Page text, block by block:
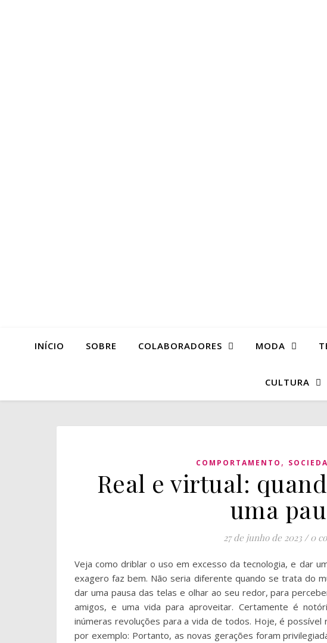
INÍCIO SOBRE COLABORADORES MODA
CULTURA
COMPORTAMENTO ,
Real e virtual:
uma
27 de junho de 2023 / 0
Veja como driblar o uso em excesso da tecnologia, e dar
exagero faz bem. Não seria diferente quando se trata do
dar uma pausa das telas e olhar ao seu redor, para
amigos, e uma vida para aproveitar. Certamente é
inúmeras revoluções para a vida de todos. Hoje, é
por exemplo: Portanto, as novas gerações foram